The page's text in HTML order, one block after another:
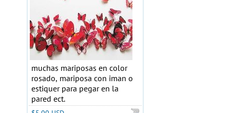
muchas mariposas en color
rosado, mariposa con iman o
estiquer para pegar en la
pared ect.